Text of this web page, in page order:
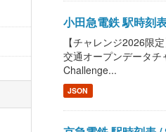
小田急電鉄 駅時刻
【チャレンジ2026限
交通オープンデータ
Challenge...
JSON